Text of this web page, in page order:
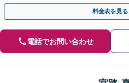
手金の返還保証もありますので安心してご
料金表を見る
電話でお問い合わせ